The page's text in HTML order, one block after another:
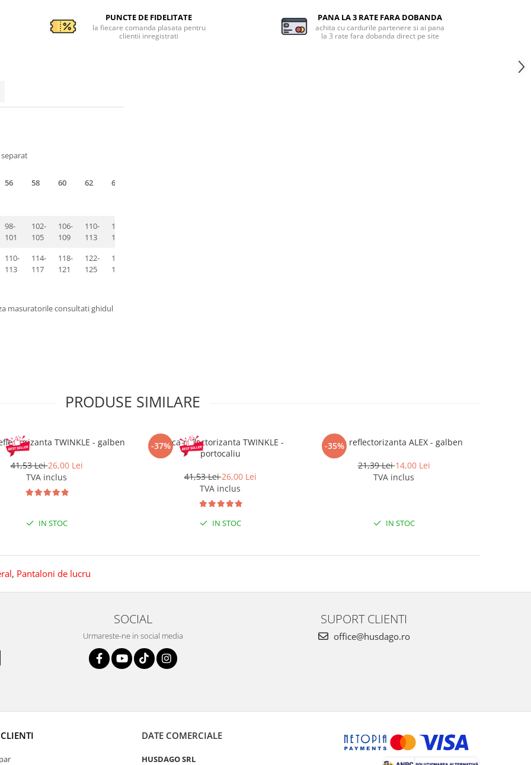
PUNCTE DE FIDELITATE
la fiecare comanda plasata pentru
clientii inregistrati
PANA LA 3 RATE FARA DOBANDA
achita cu cardurile partenere si ai pana
la 3 rate fara dobanda direct pe site
56 58 60 62 64
98-
101
102-
105
106-
109
110-
113
114-
117
110-
113
114-
117
118-
121
122-
125
126-
129
masuratorile consultati ghidul
PRODUSE SIMILARE
TWINKLE - galben
41,53 Lei26,00 Lei
TVA inclus
IN STOC
-37%
Sapca reflectorizanta TWINKLE -
portocaliu
41,53 Lei26,00 Lei
TVA inclus
IN STOC
-35%
Vesta reflectorizanta ALEX - galben
21,39 Lei14,00 Lei
TVA inclus
IN STOC
, Pantaloni de lucru
SOCIAL
Urmareste-ne in social media
SUPORT CLIENTI
office@husdago.ro
DATE COMERCIALE
HUSDAGO SRL